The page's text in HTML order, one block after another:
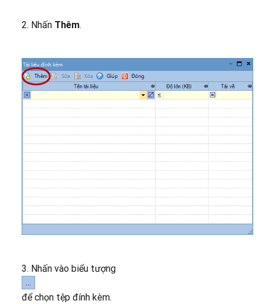
2. Nhấn Thêm.
3. Nhấn vào biểu tượng
để chọn tệp đính kèm.